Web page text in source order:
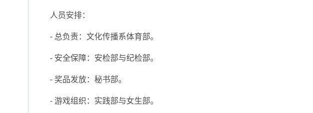
人员安排：
- 总负责：文化传播系体育部。
- 安全保障：安检部与纪检部。
- 奖品发放：秘书部。
- 游戏组织：实践部与女生部。